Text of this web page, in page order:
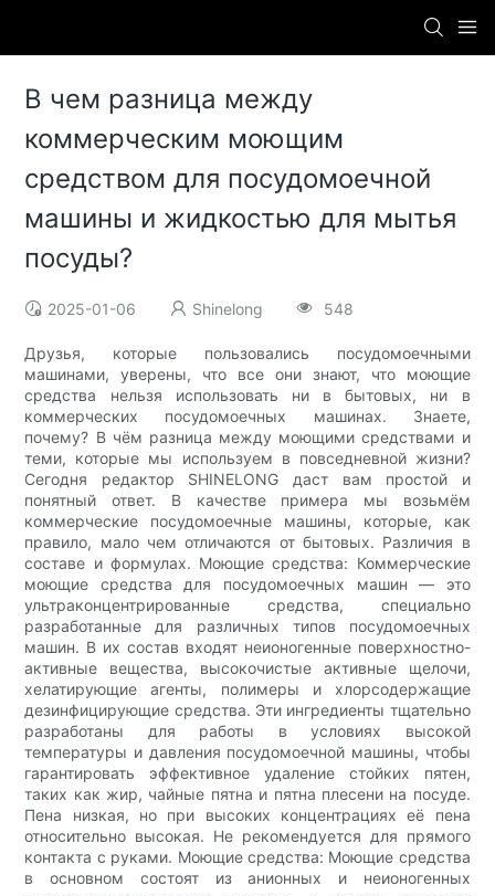
В чем разница между
коммерческим моющим
средством для посудомоечной
машины и жидкостью для мытья
посуды?
2025-01-06 Shinelong 548
Друзья, которые пользовались посудомоечными
машинами, уверены, что все они знают, что моющие
средства нельзя использовать ни в бытовых, ни в
коммерческих посудомоечных машинах. Знаете,
почему? В чём разница между моющими средствами и
теми, которые мы используем в повседневной жизни?
Сегодня редактор SHINELONG даст вам простой и
понятный ответ. В качестве примера мы возьмём
коммерческие посудомоечные машины, которые, как
правило, мало чем отличаются от бытовых. Различия в
составе и формулах. Моющие средства: Коммерческие
моющие средства для посудомоечных машин — это
ультраконцентрированные средства, специально
разработанные для различных типов посудомоечных
машин. В их состав входят неионогенные поверхностно-
активные вещества, высокочистые активные щелочи,
хелатирующие агенты, полимеры и хлорсодержащие
дезинфицирующие средства. Эти ингредиенты тщательно
разработаны для работы в условиях высокой
температуры и давления посудомоечной машины, чтобы
гарантировать эффективное удаление стойких пятен,
таких как жир, чайные пятна и пятна плесени на посуде.
Пена низкая, но при высоких концентрациях её пена
относительно высокая. Не рекомендуется для прямого
контакта с руками. Моющие средства: Моющие средства
в основном состоят из анионных и неионогенных